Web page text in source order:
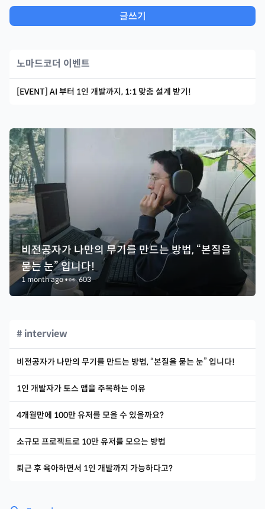
글쓰기
노마드코더 이벤트
[EVENT] AI 부터 1인 개발까지, 1:1 맞춤 설계 받기!
비전공자가 나만의 무기를 만드는 방법, “본질을
묻는 눈” 입니다!
1 month ago•👀603
# interview
비전공자가 나만의 무기를 만드는 방법, “본질을 묻는 눈” 입니다!
1인 개발자가 토스 앱을 주목하는 이유
4개월만에 100만 유저를 모을 수 있을까요?
소규모 프로젝트로 10만 유저를 모으는 방법
퇴근 후 육아하면서 1인 개발까지 가능하다고?